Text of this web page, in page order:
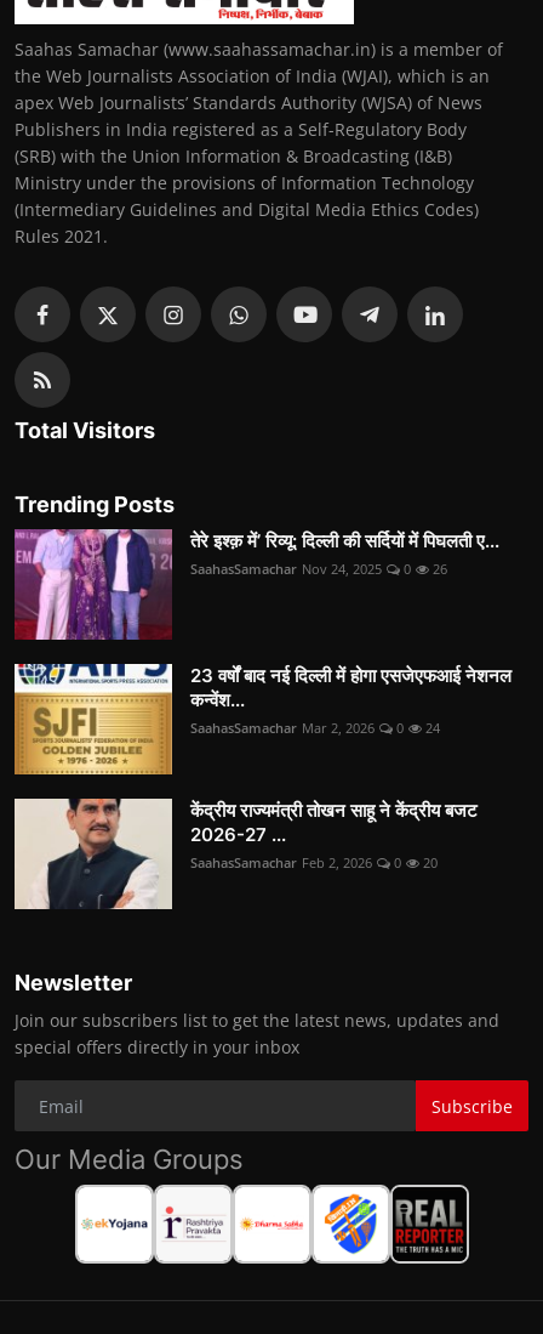
Saahas Samachar (www.saahassamachar.in) is a member of
the Web Journalists Association of India (WJAI), which is an
apex Web Journalists’ Standards Authority (WJSA) of News
Publishers in India registered as a Self-Regulatory Body
(SRB) with the Union Information & Broadcasting (I&B)
Ministry under the provisions of Information Technology
(Intermediary Guidelines and Digital Media Ethics Codes)
Rules 2021.
Total Visitors
Trending Posts
तेरे इश्क़ में’ रिव्यू: दिल्ली की सर्दियों में पिघलती ए...
SaahasSamachar Nov 24, 2025 0 26
23 वर्षों बाद नई दिल्ली में होगा एसजेएफआई नेशनल
कन्वेंश...
SaahasSamachar Mar 2, 2026 0 24
केंद्रीय राज्यमंत्री तोखन साहू ने केंद्रीय बजट
2026-27 ...
SaahasSamachar Feb 2, 2026 0 20
Newsletter
Join our subscribers list to get the latest news, updates and
special offers directly in your inbox
Subscribe
Our Media Groups